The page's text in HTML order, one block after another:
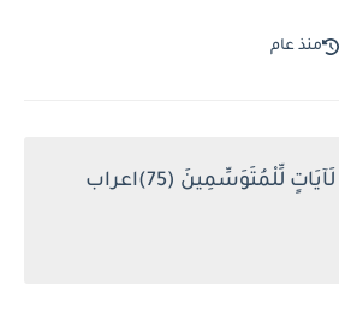
منذ عام
اعراب إِنَّ فِي ذَٰلِكَ لَآيَاتٍ لِّلْمُتَوَسِّمِينَ (75)اعراب